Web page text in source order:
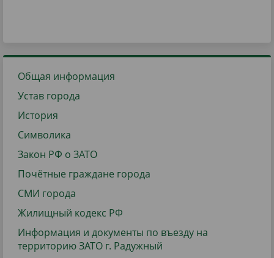
Общая информация
Устав города
История
Символика
Закон РФ о ЗАТО
Почётные граждане города
СМИ города
Жилищный кодекс РФ
Информация и документы по въезду на
территорию ЗАТО г. Радужный